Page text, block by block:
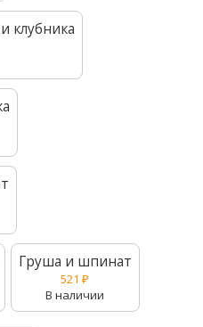
клубника
Груша и шпинат
521₽
В наличии